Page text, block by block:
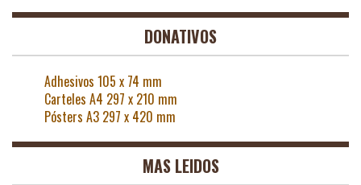
DONATIVOS
Adhesivos 105 x 74 mm
Carteles A4 297 x 210 mm
Pósters A3 297 x 420 mm
MAS LEIDOS